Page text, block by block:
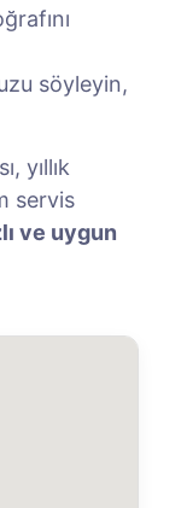
söyleyin,
yıllık
servis
ve uygun